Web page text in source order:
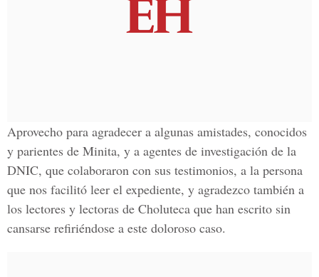
Aprovecho para agradecer a algunas amistades, conocidos
y parientes de Minita, y a agentes de investigación de la
DNIC, que colaboraron con sus testimonios, a la persona
que nos facilitó leer el expediente, y agradezco también a
los lectores y lectoras de Choluteca que han escrito sin
cansarse refiriéndose a este doloroso caso.